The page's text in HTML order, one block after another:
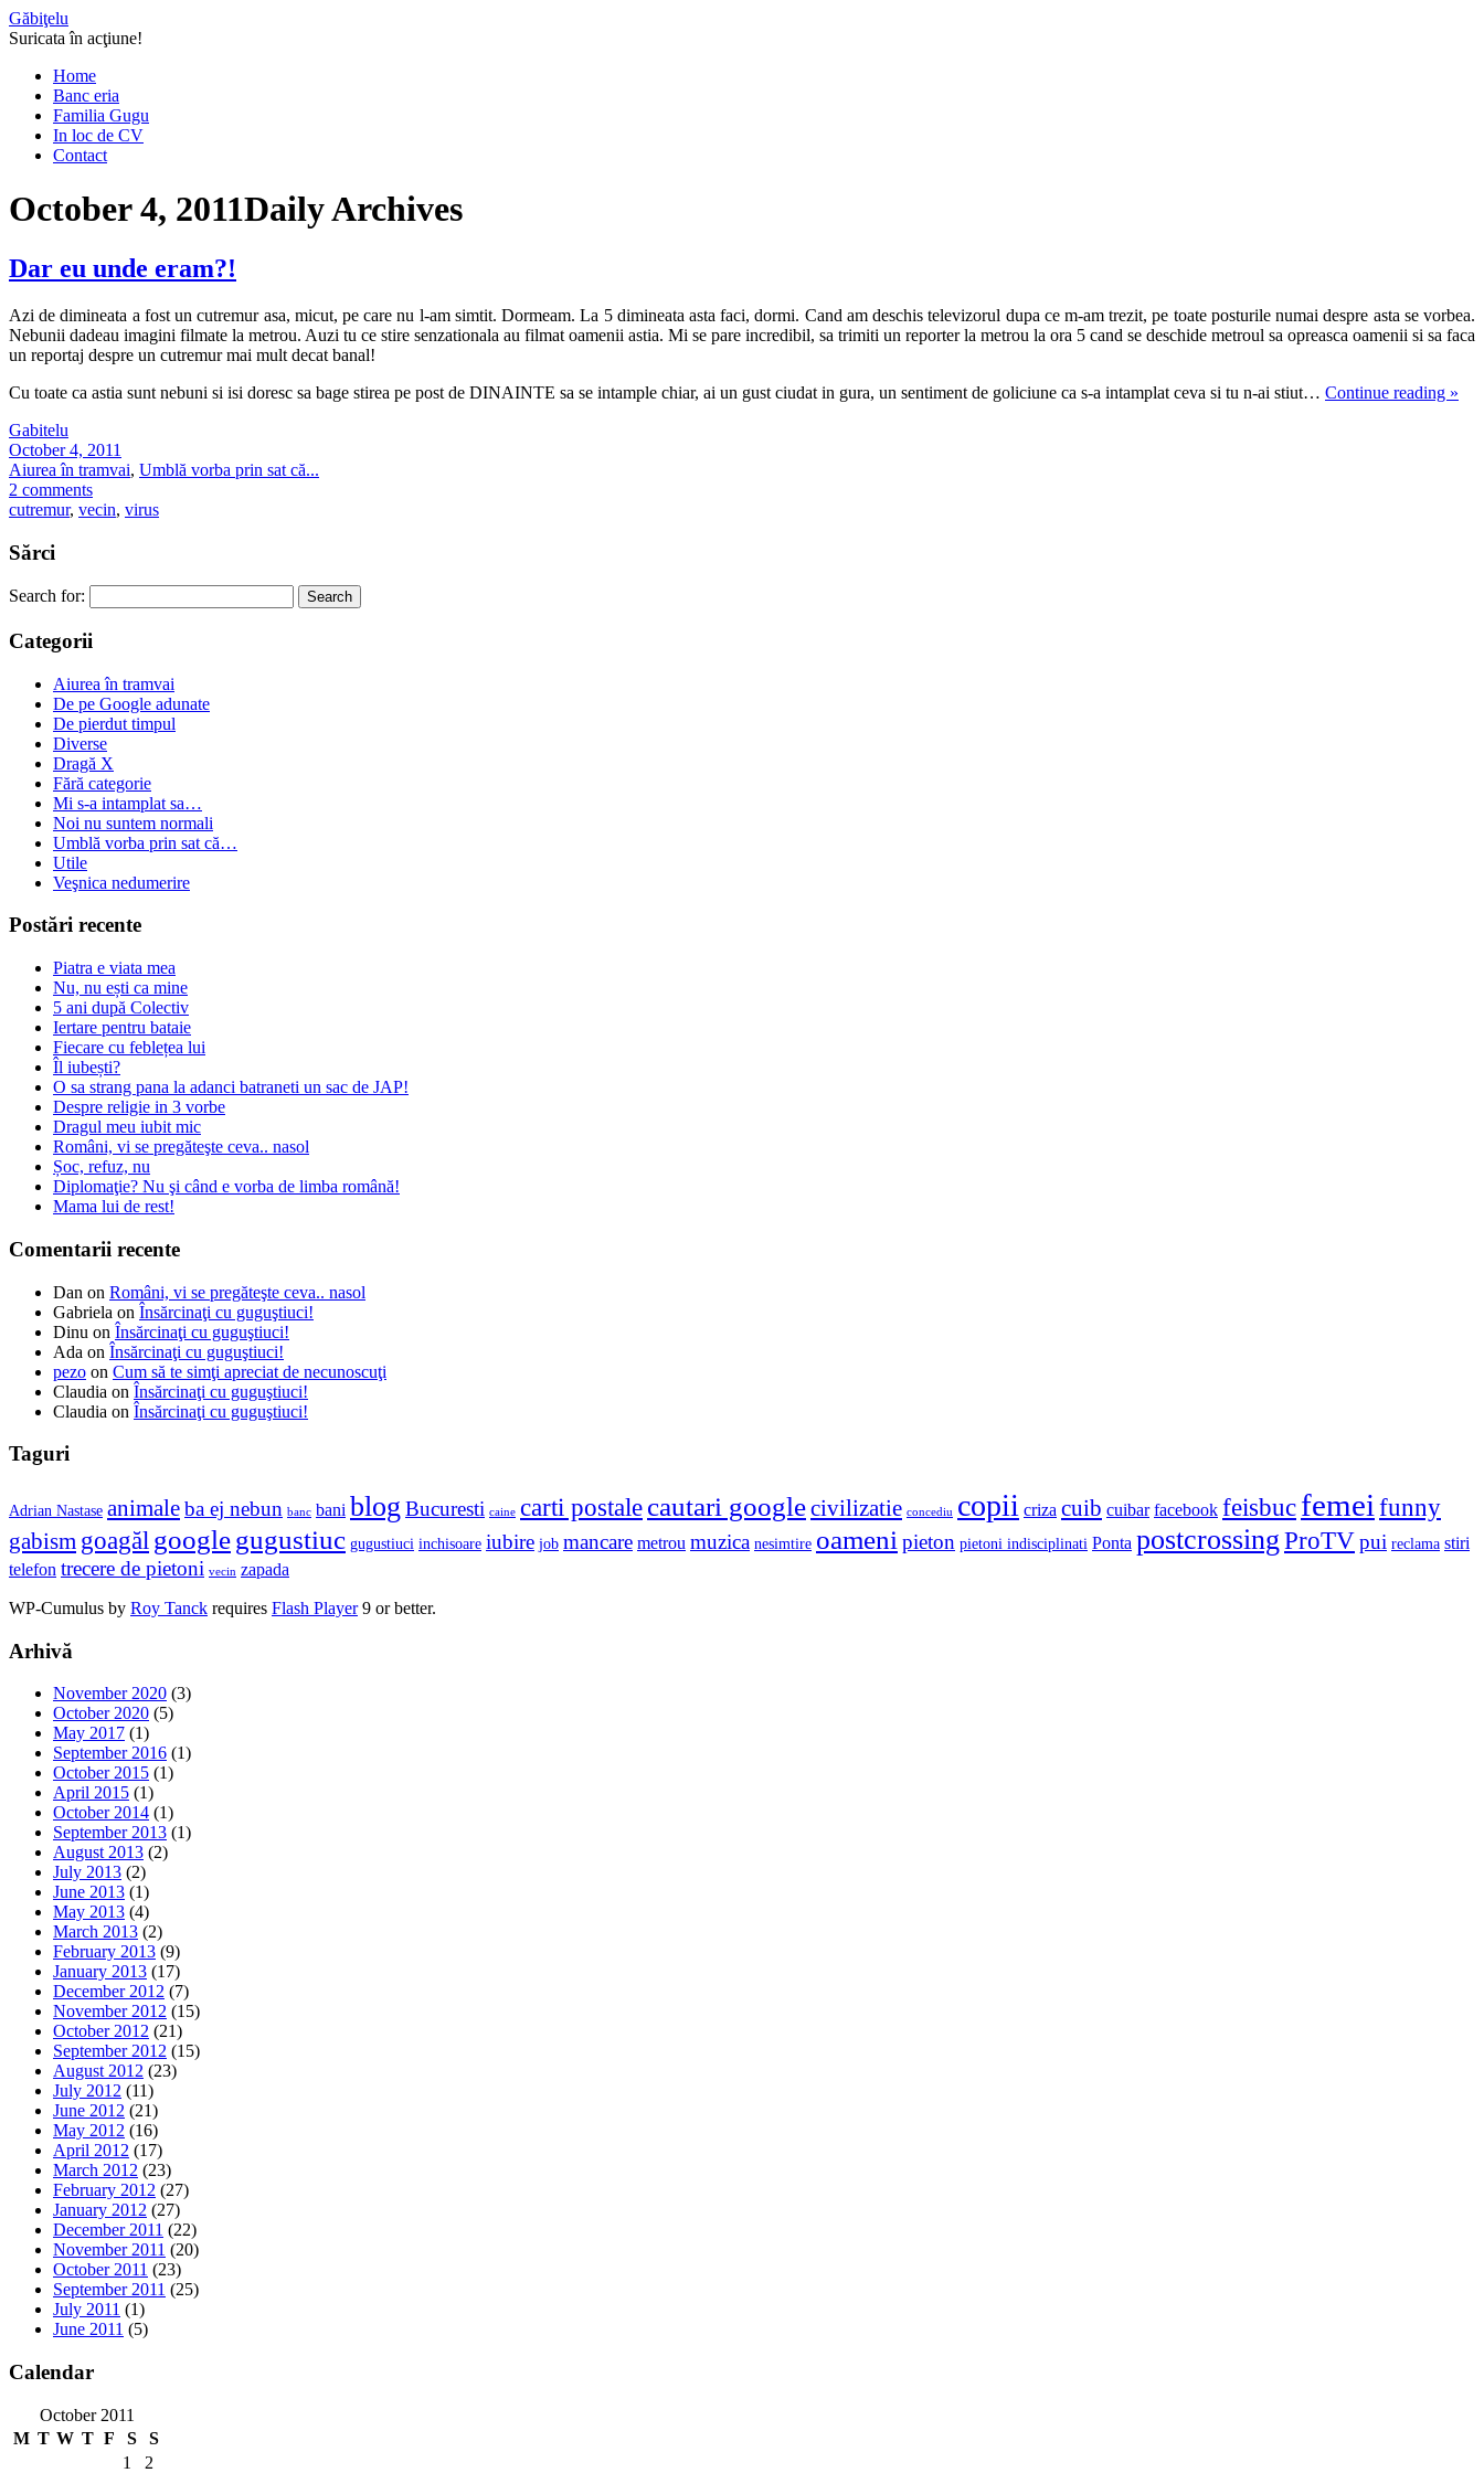
Găbiţelu
Suricata în acţiune!
Home
Banc eria
Familia Gugu
In loc de CV
Contact
October 4, 2011Daily Archives
Dar eu unde eram?!
Azi de dimineata a fost un cutremur asa, micut, pe care nu l-am simtit. Dormeam. La 5 dimineata asta faci, dormi. Cand am deschis televizorul dupa ce m-am trezit, pe toate posturile numai despre asta se vorbea.
Nebunii dadeau imagini filmate la metrou. Auzi tu ce stire senzationala au filmat oamenii astia. Mi se pare incredibil, sa trimiti un reporter la metrou la ora 5 cand se deschide metroul sa opreasca oamenii si sa faca
un reportaj despre un cutremur mai mult decat banal!
Cu toate ca astia sunt nebuni si isi doresc sa bage stirea pe post de DINAINTE sa se intample chiar, ai un gust ciudat in gura, un sentiment de goliciune ca s-a intamplat ceva si tu n-ai stiut… Continue reading »
Gabitelu
October 4, 2011
Aiurea în tramvai, Umblă vorba prin sat că...
2 comments
cutremur, vecin, virus
Sărci
Search for:
Categorii
Aiurea în tramvai
De pe Google adunate
De pierdut timpul
Diverse
Dragă X
Fără categorie
Mi s-a intamplat sa…
Noi nu suntem normali
Umblă vorba prin sat că…
Utile
Veşnica nedumerire
Postări recente
Piatra e viata mea
Nu, nu ești ca mine
5 ani după Colectiv
Iertare pentru bataie
Fiecare cu feblețea lui
Îl iubești?
O sa strang pana la adanci batraneti un sac de JAP!
Despre religie in 3 vorbe
Dragul meu iubit mic
Români, vi se pregăteşte ceva.. nasol
Șoc, refuz, nu
Diplomaţie? Nu şi când e vorba de limba română!
Mama lui de rest!
Comentarii recente
Dan on Români, vi se pregăteşte ceva.. nasol
Gabriela on Însărcinaţi cu guguştiuci!
Dinu on Însărcinaţi cu guguştiuci!
Ada on Însărcinaţi cu guguştiuci!
pezo on Cum să te simţi apreciat de necunoscuţi
Claudia on Însărcinaţi cu guguştiuci!
Claudia on Însărcinaţi cu guguştiuci!
Taguri
Adrian Nastase animaleba ej nebun banc bani blog Bucuresti caine carti postale cautari googlecivilizatie concediu copii criza cuib cuibar facebook feisbuc femei funny
gabism goagăl googlegugustiuc gugustiuci inchisoare iubire job mancare metrou muzica nesimtire oameni pieton pietoni indisciplinati Ponta postcrossing ProTVpui reclama stiri
telefon trecere de pietoni vecin zapada
WP-Cumulus by Roy Tanck requires Flash Player9 or better.
Arhivă
November 2020 (3)
October 2020 (5)
May 2017 (1)
September 2016 (1)
October 2015 (1)
April 2015 (1)
October 2014 (1)
September 2013 (1)
August 2013 (2)
July 2013 (2)
June 2013 (1)
May 2013 (4)
March 2013 (2)
February 2013 (9)
January 2013 (17)
December 2012 (7)
November 2012 (15)
October 2012 (21)
September 2012 (15)
August 2012 (23)
July 2012 (11)
June 2012 (21)
May 2012 (16)
April 2012 (17)
March 2012 (23)
February 2012 (27)
January 2012 (27)
December 2011 (22)
November 2011 (20)
October 2011 (23)
September 2011 (25)
July 2011 (1)
June 2011 (5)
Calendar
October 2011
M T W T F S
S
1
2